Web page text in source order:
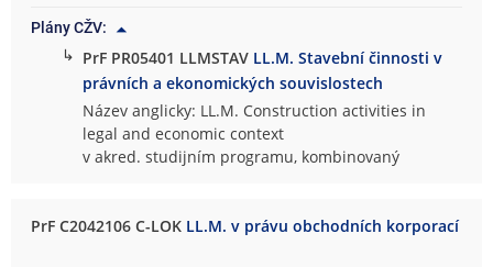
Plány CŽV:
↳ PrF PR05401 LLMSTAV LL.M. Stavební činnosti v
právních a ekonomických souvislostech
Název anglicky: LL.M. Construction activities in
legal and economic context
v akred. studijním programu, kombinovaný
PrF C2042106 C-LOK LL.M. v právu obchodních korporací